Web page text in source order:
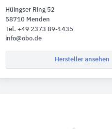
Hüingser Ring 52
58710 Menden
Tel. +49 2373 89-1435
info@obo.de
Hersteller ansehen